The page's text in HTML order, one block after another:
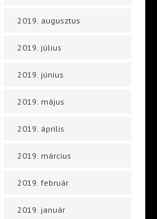
2019. augusztus
2019. július
2019. június
2019. május
2019. április
2019. március
2019. február
2019. január